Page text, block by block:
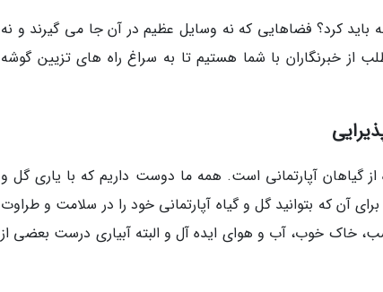
باید کرد؟ فضاهایی که نه وسایل عظیم در آن جا می گیرند و نه
از خبرنگاران با شما هستیم تا به سراغ راه های تزیین گوشه
از گیاهان آپارتمانی است. همه ما دوست داریم که با یاری گل و
آن که بتوانید گل و گیاه آپارتمانی خود را در سلامت و طراوت
خاک خوب، آب و هوای ایده آل و البته آبیاری درست بعضی از